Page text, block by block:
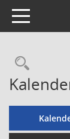
Toggle